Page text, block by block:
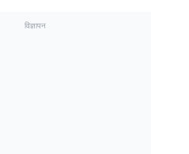
विज्ञापन